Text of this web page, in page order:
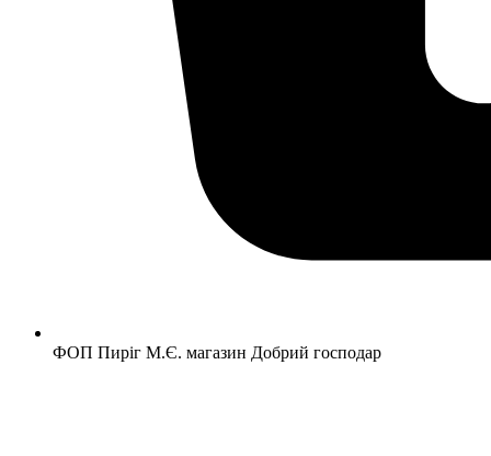
ФОП Пиріг М.Є. магазин Добрий господар